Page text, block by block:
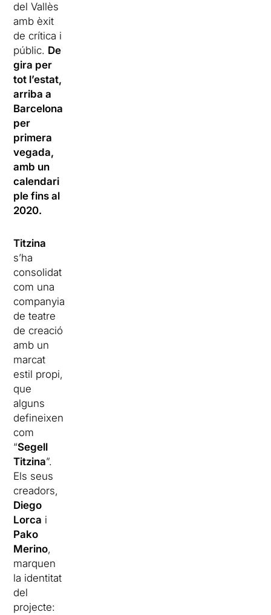
del Vallès
amb èxit
de crítica i
públic. De
gira per
tot l’estat,
arriba a
Barcelona
per
primera
vegada,
amb un
calendari
ple fins al
2020.
Titzina
s’ha
consolidat
com una
companyia
de teatre
de creació
amb un
marcat
estil propi,
que
alguns
defineixen
com
“Segell
Titzina”.
Els seus
creadors,
Diego
Lorca i
Pako
Merino,
marquen
la identitat
del
projecte: